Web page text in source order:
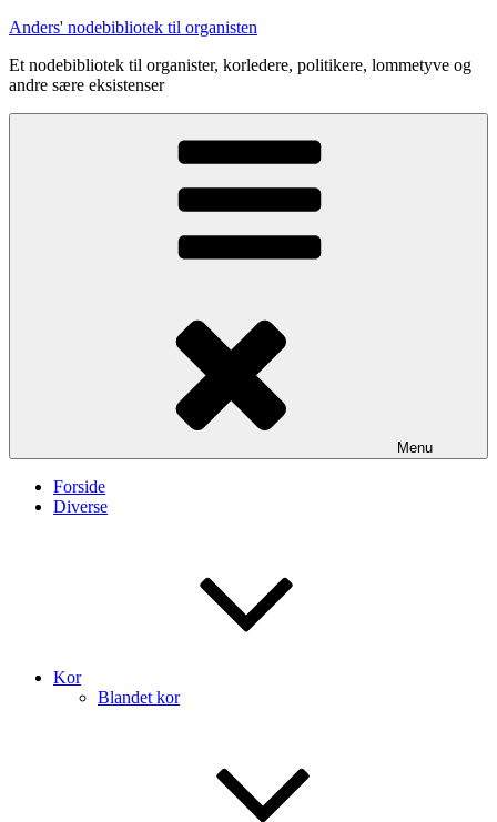
Videre
indhold
Anders' nodebibliotek til organisten
Et nodebibliotek til organister, korledere, politikere, lommetyve og
andre sære eksistenser
Menu
Forside
Diverse
Kor
Blandet kor